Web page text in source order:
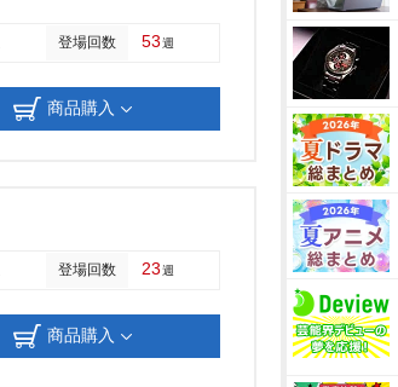
登場回数 53週
商品購入
登場回数 23週
商品購入